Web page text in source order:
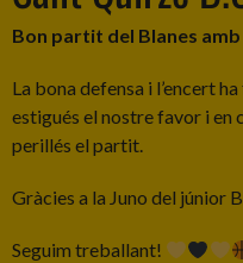
Bon partit del Blanes
La bona defensa i l’encert
estigués el nostre favor i en
perillés el partit.
Gràcies a la Juno del júnior
Seguim treballant!